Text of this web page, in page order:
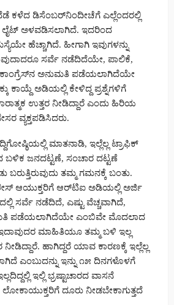
ಕಳೆದ ಡಿಸೆಂಬರ್‌ನಿಂದೀಚೆಗೆ ಎಲ್ಲೆಂದರಲ್ಲಿ
ಲೈಟ್ ಅಳವಡಿಸಲಾಗಿದೆ. ಇದರಿಂದ
ಹೆಚ್ಚಾಗಿದೆ. ಹೀಗಾಗಿ ಇವುಗಳನ್ನು
ಸರ್ವೆ ನಡೆದಿದೆಯೇ, ಪಾಲಿಕೆ,
ಕಾಂಗ್ರೆಸ್‌ನ ಅನುಮತಿ ಪಡೆಯಲಾಗಿದೆಯೇ
ಕಾಯ್ದೆ ಅಡಿಯಲ್ಲಿ ಕೇಳಿದ್ದ ಪ್ರಶ್ನೆಗಳಿಗೆ
ಉತ್ತರ ನೀಡಿದ್ದಾರೆ ಎಂದು ಹಿರಿಯ
ವ್ಯಕ್ತಪಡಿಸಿದರು.
ಮಾತನಾಡಿ, ಇಲ್ಲೆಲ್ಲ ಟ್ರಾಫಿಕ್
ಬಳಿಕ ಜನದಟ್ಟಣೆ, ಸಂಚಾರ ದಟ್ಟಣೆ
ತಮ್ಮ ಗಮನಕ್ಕೆ ಬಂತು.
ಆಯುಕ್ತರಿಗೆ ಆರ್‌ಟಿಐ ಅಡಿಯಲ್ಲಿ ಅರ್ಜಿ
ಸರ್ವೆ ನಡೆದಿದೆ, ಎಷ್ಟು ವೆಚ್ಚವಾಗಿದೆ,
ಪಡೆಯಲಾಗಿದೆಯೇ ಎಂಬಿವೇ ಮೊದಲಾದ
ಇದಾವುದರ ಮಾಹಿತಿಯೂ ತಮ್ಮ ಬಳಿ ಇಲ್ಲ
ಹಾಗಿದ್ದರೆ ಯಾವ ಕಾರಣಕ್ಕೆ ಇಲ್ಲೆಲ್ಲ
ಎಂಬುದನ್ನು ಇನ್ನು ೧೫ ದಿನಗಳೊಳಗೆ
ಇಲ್ಲಿ ಭ್ರಷ್ಟಾಚಾರದ ವಾಸನೆ
ಲೋಕಾಯುಕ್ತರಿಗೆ ದೂರು ನೀಡಬೇಕಾಗುತ್ತದೆ